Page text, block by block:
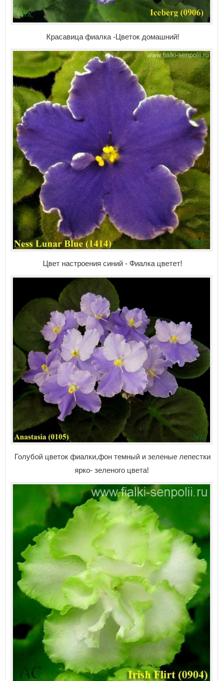
Красавица фиалка -Цветок домашний!
Цвет настроения синий - Фиалка цветет!
Голубой цветок фиалки,фон темный и зеленые лепестки
ярко- зеленого цвета!